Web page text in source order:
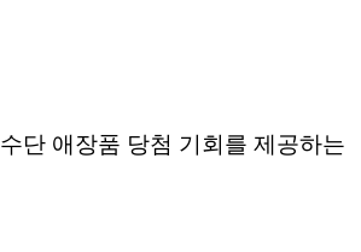
단 애장품 당첨 기회를 제공하는